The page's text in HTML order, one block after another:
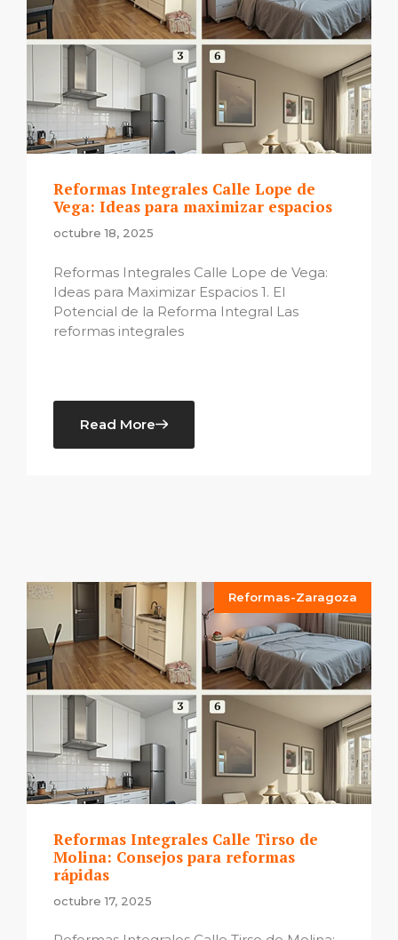
Reformas Integrales Calle Lope de
Vega: Ideas para maximizar espacios
octubre 18, 2025
Reformas Integrales Calle Lope de Vega:
Ideas para Maximizar Espacios 1. El
Potencial de la Reforma Integral Las
reformas integrales
Read More
Reformas-Zaragoza
Reformas Integrales Calle Tirso de
Molina: Consejos para reformas
rápidas
octubre 17, 2025